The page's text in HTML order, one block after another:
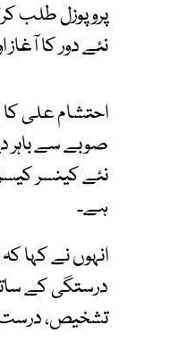
پروپوزل طلب
نئے دور کا
احتشام علی
صوبے سے باہر
نئے کینسر
ہے۔
انہوں نے کہا
درستگی کے
تشخیص، درست